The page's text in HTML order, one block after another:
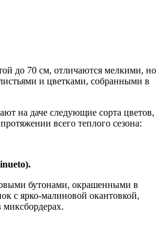
до 70 см, отличаются мелкими, но
и цветками, собранными в
на даче следующие сорта цветов,
всего теплого сезона:
бутонами, окрашенными в
с ярко-малиновой окантовкой,
миксбордерах.